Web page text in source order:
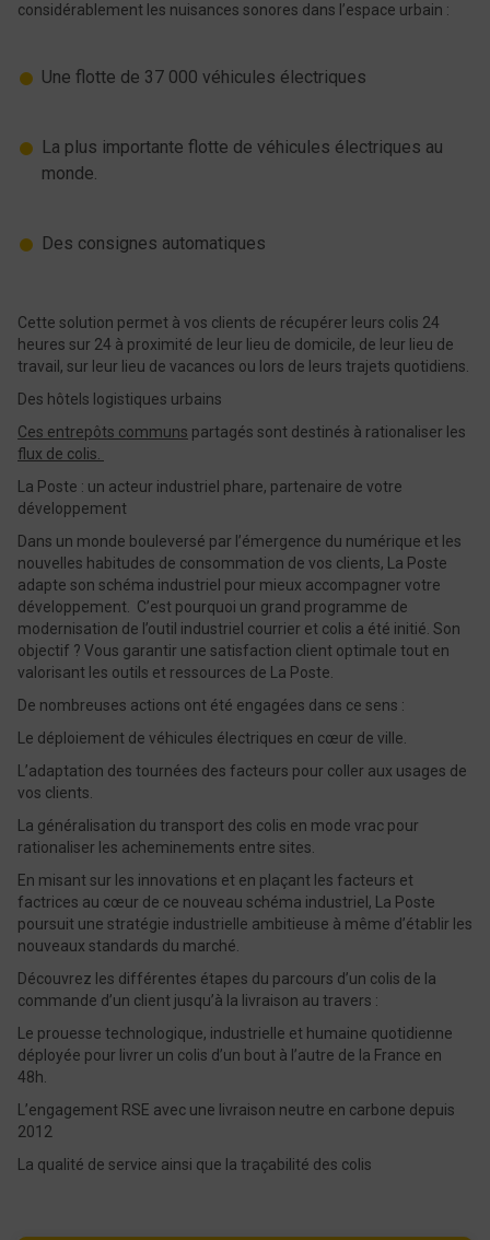
considérablement les nuisances sonores dans l’espace urbain :
Une flotte de 37 000 véhicules électriques
La plus importante flotte de véhicules électriques au
monde.
Des consignes automatiques
Cette solution permet à vos clients de récupérer leurs colis 24
heures sur 24 à proximité de leur lieu de domicile, de leur lieu de
travail, sur leur lieu de vacances ou lors de leurs trajets quotidiens.
Des hôtels logistiques urbains
Ces entrepôts communs partagés sont destinés à rationaliser les
flux de colis.
La Poste : un acteur industriel phare, partenaire de votre
développement
Dans un monde bouleversé par l’émergence du numérique et les
nouvelles habitudes de consommation de vos clients, La Poste
adapte son schéma industriel pour mieux accompagner votre
développement. C’est pourquoi un grand programme de
modernisation de l’outil industriel courrier et colis a été initié. Son
objectif ? Vous garantir une satisfaction client optimale tout en
valorisant les outils et ressources de La Poste.
De nombreuses actions ont été engagées dans ce sens :
Le déploiement de véhicules électriques en cœur de ville.
L’adaptation des tournées des facteurs pour coller aux usages de
vos clients.
La généralisation du transport des colis en mode vrac pour
rationaliser les acheminements entre sites.
En misant sur les innovations et en plaçant les facteurs et
factrices au cœur de ce nouveau schéma industriel, La Poste
poursuit une stratégie industrielle ambitieuse à même d’établir les
nouveaux standards du marché.
Découvrez les différentes étapes du parcours d’un colis de la
commande d’un client jusqu’à la livraison au travers :
Le prouesse technologique, industrielle et humaine quotidienne
déployée pour livrer un colis d’un bout à l’autre de la France en
48h.
L’engagement RSE avec une livraison neutre en carbone depuis
2012
La qualité de service ainsi que la traçabilité des colis